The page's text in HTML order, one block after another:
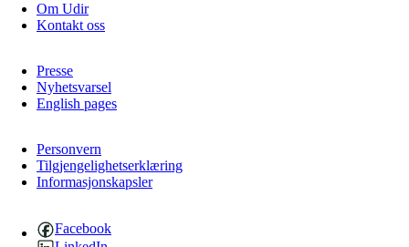
Om Udir
Kontakt oss
Presse
Nyhetsvarsel
English pages
Personvern
Tilgjengelighetserklæring
Informasjonskapsler
Facebook